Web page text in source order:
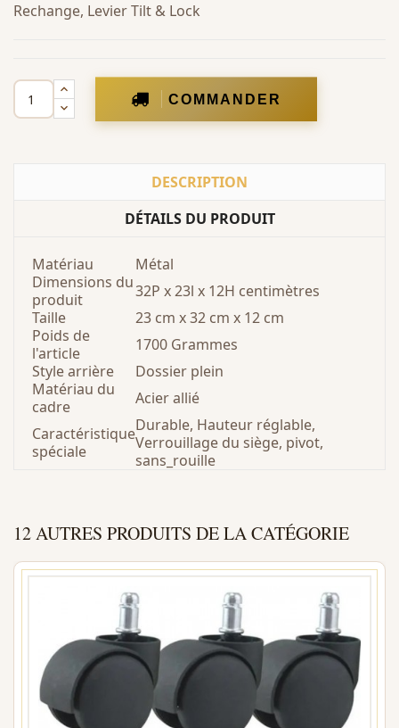
Rechange, Levier Tilt & Lock
COMMANDER
DESCRIPTION
DÉTAILS DU PRODUIT
Matériau
Métal
Dimensions du
produit
32P x 23l x 12H centimètres
Taille
23 cm x 32 cm x 12 cm
Poids de
l'article
1700 Grammes
Style arrière
Dossier plein
Matériau du
cadre
Acier allié
Caractéristique
spéciale
Durable, Hauteur réglable,
Verrouillage du siège, pivot,
sans_rouille
12 AUTRES PRODUITS DE LA CATÉGORIE